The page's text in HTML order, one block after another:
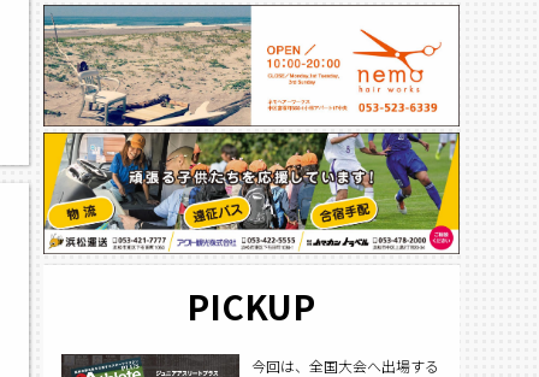
PICKUP
今回は、全国大会へ出場する